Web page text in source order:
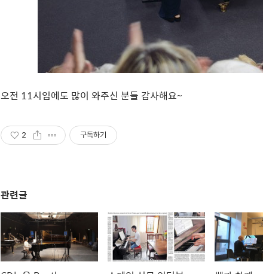
오전 11시임에도 많이 와주신 분들 감사해요~
2 구독하기
관련글